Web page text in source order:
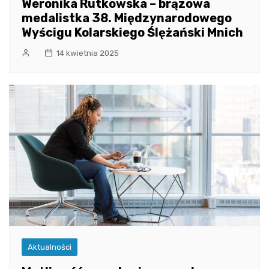
Weronika Rutkowska – brązowa
medalistka 38. Międzynarodowego
Wyścigu Kolarskiego Ślężański Mnich
14 kwietnia 2025
Aktualności